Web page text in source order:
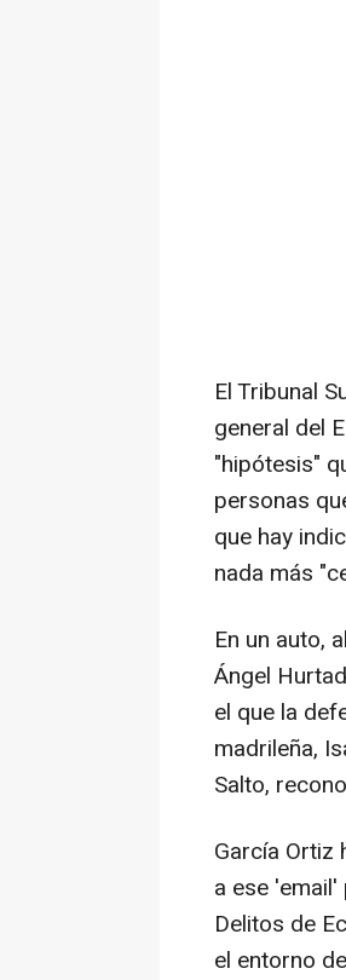
El Tribunal
general del
"hipótesis"
personas
que hay
nada más
En un auto,
Ángel
el que la
madrileña,
Salto,
García Ortiz
a ese
Delitos de
el entorno